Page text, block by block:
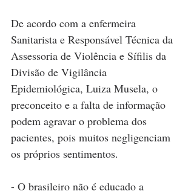
De acordo com a enfermeira
Sanitarista e Responsável Técnica da
Assessoria de Violência e Sífilis da
Divisão de Vigilância
Epidemiológica, Luiza Musela, o
preconceito e a falta de informação
podem agravar o problema dos
pacientes, pois muitos negligenciam
os próprios sentimentos.
- O brasileiro não é educado a